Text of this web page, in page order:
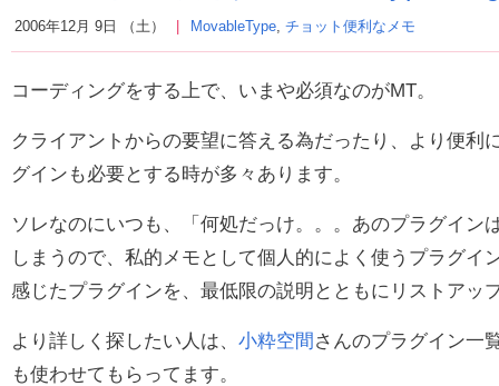
2006年12月 9日 （土） MovableType, チョット便利なメモ
コーディングをする上で、いまや必須なのがMT。
クライアントからの要望に答える為だったり、より便利
グインも必要とする時が多々あります。
ソレなのにいつも、「何処だっけ。。。あのプラグイン
しまうので、私的メモとして個人的によく使うプラグイ
感じたプラグインを、最低限の説明とともにリストアッ
より詳しく探したい人は、 小粋空間 さんのプラグイン一
も使わせてもらってます。